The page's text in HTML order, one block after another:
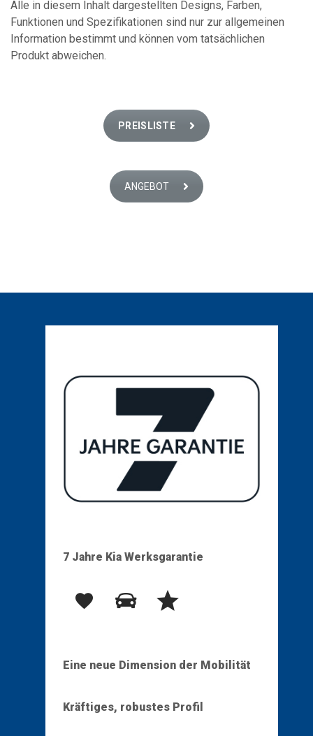
Alle in diesem Inhalt dargestellten Designs, Farben,
Funktionen und Spezifikationen sind nur zur allgemeinen
Information bestimmt und können vom tatsächlichen
Produkt abweichen.
PREISLISTE
ANGEBOT
7 Jahre Kia Werksgarantie
Eine neue Dimension der Mobilität
Kräftiges, robustes Profil